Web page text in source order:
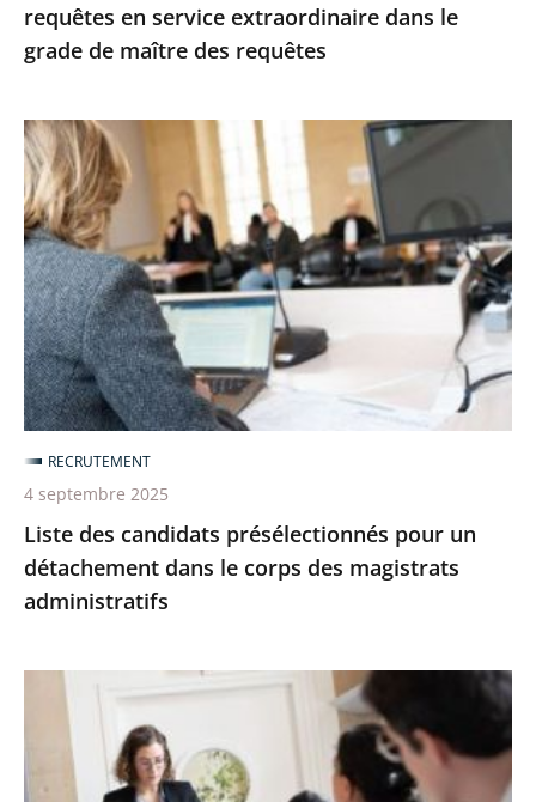
maître
requêtes en service extraordinaire dans le
grade de maître des requêtes
Liste
des
candidats
présélectionnés
pour
un
détachement
dans
le
corps
des
magistrats
administratifs
Liste des candidats présélectionnés pour un
détachement dans le corps des magistrats
administratifs
RECRUTEMENT
4 septembre 2025
Devenir
magistrat
administratif
par